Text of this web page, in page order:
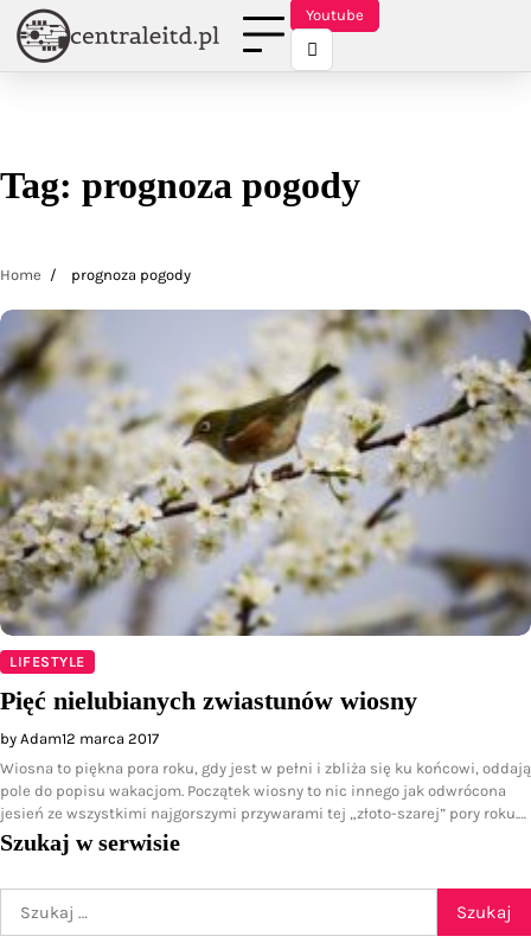
Skip
content
Youtube
Tag: prognoza pogody
Home prognoza pogody
LIFESTYLE
Pięć nielubianych zwiastunów wiosny
by Adam12 marca 2017
Wiosna to piękna pora roku, gdy jest w pełni i zbliża się ku końcowi, oddają
pole do popisu wakacjom. Początek wiosny to nic innego jak odwrócona
jesień ze wszystkimi najgorszymi przywarami tej „złoto-szarej” pory roku.…
Szukaj w serwisie
Szukaj: